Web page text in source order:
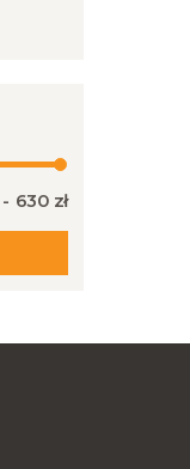
Cena
Cena
- 630 zł